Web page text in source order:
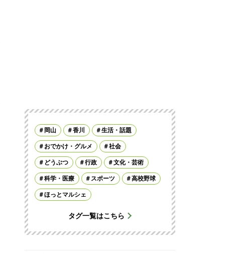
岡山 香川 生活・話題
おでかけ・グルメ 社会
どうぶつ 行政 文化・芸術
科学・医療 スポーツ 高校野球
ほっとマルシェ
タグ一覧はこちら